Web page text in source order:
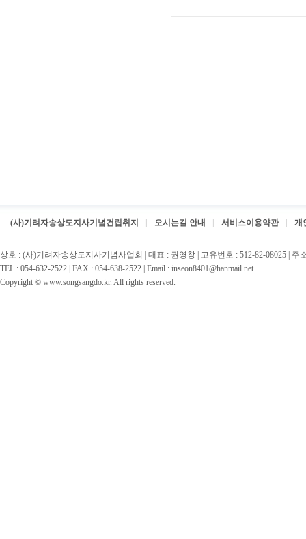
(사)기려자송상도지사기념건립취지 오시는길 안내 서비스이용약관 개
상호 : (사)기려자송상도지사기념사업회 | 대표 : 권영창 | 고유번호 : 512-82-08025 |
TEL : 054-632-2522 | FAX : 054-638-2522 | Email : inseon8401@hanmail.net
Copyright © www.songsangdo.kr. All rights reserved.